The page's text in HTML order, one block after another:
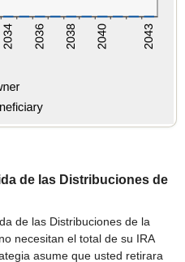
de las Distribuciones de
de las Distribuciones de la
necesitan el total de su IRA
asume que usted retirara